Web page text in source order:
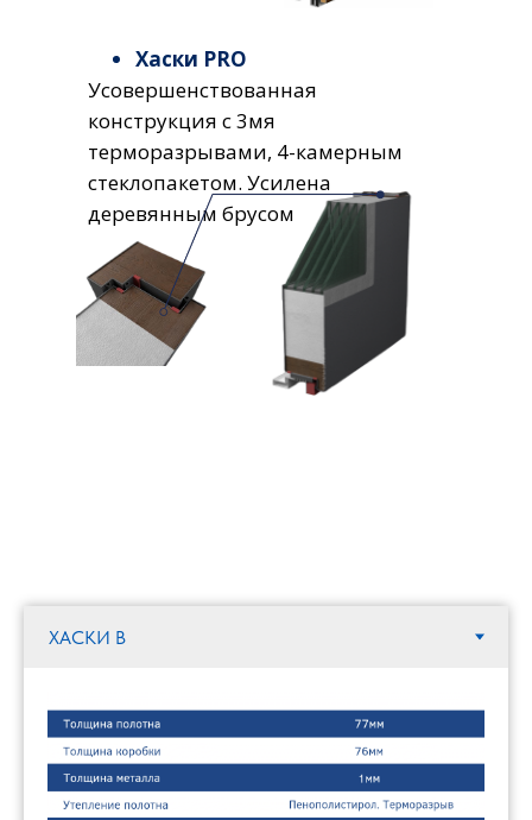
Хаски PRO
Усовершенствованная
конструкция с 3мя
терморазрывами, 4-камерным
стеклопакетом. Усилена
деревянным брусом